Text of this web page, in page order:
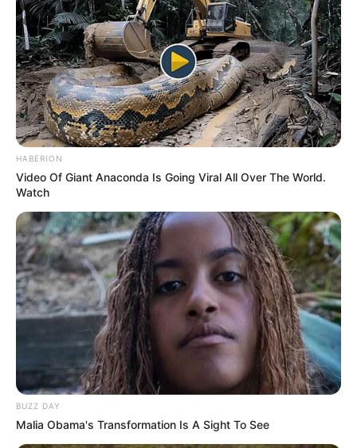
Anti Mainstream, 10 Cara
Membawa Barang Belanjaan
Versi Warga Thailand
Langka Banget! 10 Pose Lucu
Katak yang Bikin Ketawa
HABERION
Video Of Giant Anaconda Is Going Viral All Over The World.
Watch
BUZZ DAY
Malia Obama's Transformation Is A Sight To See